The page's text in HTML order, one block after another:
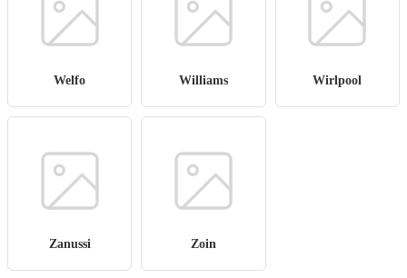
Welfo Williams Wirlpool
Zanussi Zoin